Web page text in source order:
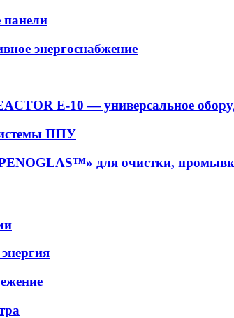
энергоснабжение
E-10 — универсальное
ППУ
для очистки,